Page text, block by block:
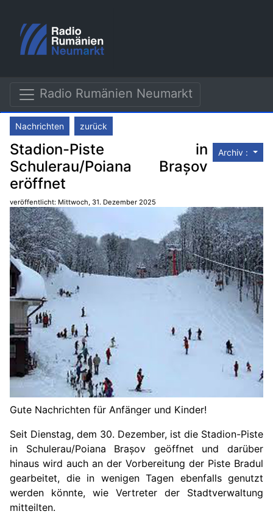
Radio Rumänien Neumarkt
Nachrichten zurück
Archiv :
Stadion-Piste in
Schulerau/Poiana Brașov
eröffnet
veröffentlicht: Mittwoch, 31. Dezember 2025
Gute Nachrichten für Anfänger und Kinder!
Seit Dienstag, dem 30. Dezember, ist die Stadion-Piste
in Schulerau/Poiana Brașov geöffnet und darüber
hinaus wird auch an der Vorbereitung der Piste Bradul
gearbeitet, die in wenigen Tagen ebenfalls genutzt
werden könnte, wie Vertreter der Stadtverwaltung
mitteilten.